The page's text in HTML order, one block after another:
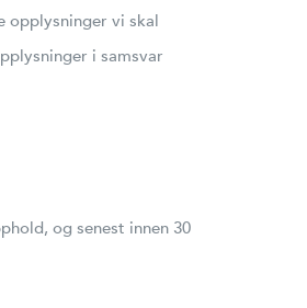
opplysninger vi skal
i samsvar
og senest innen 30